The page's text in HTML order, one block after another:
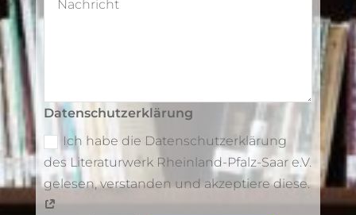
Datenschutzerklärung
Ich habe die Datenschutzerklärung
des Literaturwerk Rheinland-Pfalz-Saar e.V.
gelesen, verstanden und akzeptiere diese.